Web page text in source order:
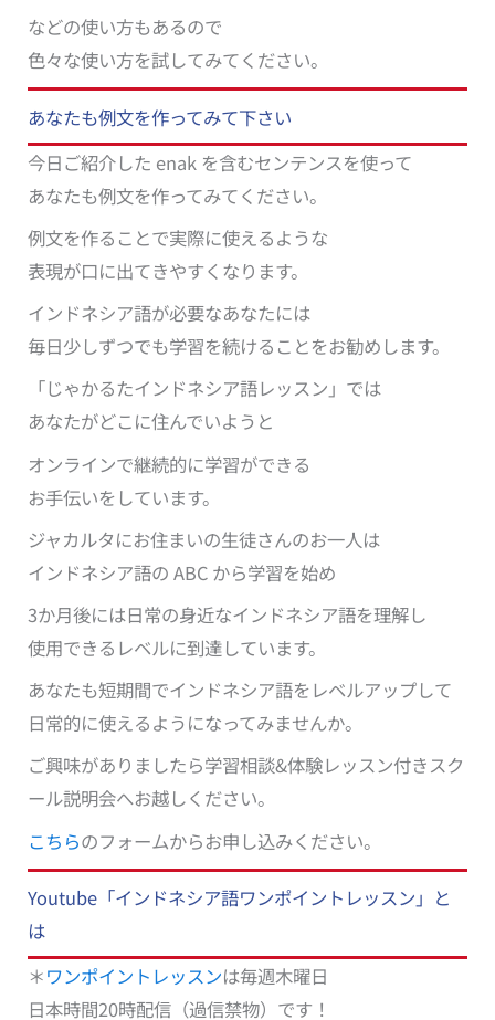
などの使い方もあるので
色々な使い方を試してみてください。
あなたも例文を作ってみて下さい
今日ご紹介した enak を含むセンテンスを使って
あなたも例文を作ってみてください。
例文を作ることで実際に使えるような
表現が口に出てきやすくなります。
インドネシア語が必要なあなたには
毎日少しずつでも学習を続けることをお勧めします。
「じゃかるたインドネシア語レッスン」では
あなたがどこに住んでいようと
オンラインで継続的に学習ができる
お手伝いをしています。
ジャカルタにお住まいの生徒さんのお一人は
インドネシア語の ABC から学習を始め
3か月後には日常の身近なインドネシア語を理解し
使用できるレベルに到達しています。
あなたも短期間でインドネシア語をレベルアップして
日常的に使えるようになってみませんか。
ご興味がありましたら学習相談&体験レッスン付きスク
ール説明会へお越しください。
こちらのフォームからお申し込みください。
Youtube「インドネシア語ワンポイントレッスン」と
は
＊ワンポイントレッスンは毎週木曜日
日本時間20時配信（過信禁物）です！